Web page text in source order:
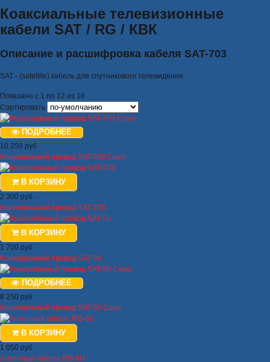
Коаксиальные телевизионные
кабели SAT / RG / КВК
Описание и расшифровка кабеля SAT-703
SAT - (satellite) кабель для спутникового телевидения
Показано с 1 по 12 из 18
Сортировать
ПОДРОБНЕЕ
10 250 руб
Коаксиальный провод SAT-703 Cavel
В КОРЗИНУ
2 300 руб
Коаксиальный провод SAT-703
В КОРЗИНУ
1 700 руб
Коаксиальный провод SAT-50
ПОДРОБНЕЕ
8 250 руб
Коаксиальный провод SAT-50 Cavel
В КОРЗИНУ
1 050 руб
Антенный кабель RG-6U